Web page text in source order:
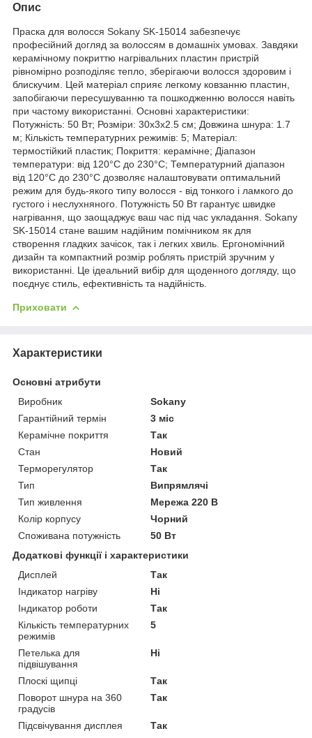
Опис
Праска для волосся Sokany SK-15014 забезпечує
професійний догляд за волоссям в домашніх умовах. Завдяки
керамічному покриттю нагрівальних пластин пристрій
рівномірно розподіляє тепло, зберігаючи волосся здоровим і
блискучим. Цей матеріал сприяє легкому ковзанню пластин,
запобігаючи пересушуванню та пошкодженню волосся навіть
при частому використанні. Основні характеристики:
Потужність: 50 Вт; Розміри: 30х3х2.5 см; Довжина шнура: 1.7
м; Кількість температурних режимів: 5; Матеріал:
термостійкий пластик; Покриття: керамічне; Діапазон
температури: від 120°C до 230°C; Температурний діапазон
від 120°C до 230°C дозволяє налаштовувати оптимальний
режим для будь-якого типу волосся - від тонкого і ламкого до
густого і неслухняного. Потужність 50 Вт гарантує швидке
нагрівання, що заощаджує ваш час під час укладання. Sokany
SK-15014 стане вашим надійним помічником як для
створення гладких зачісок, так і легких хвиль. Ергономічний
дизайн та компактний розмір роблять пристрій зручним у
використанні. Це ідеальний вибір для щоденного догляду, що
поєднує стиль, ефективність та надійність.
Приховати
Характеристики
Основні атрибути
Виробник
Sokany
Гарантійний термін
3 міс
Керамічне покриття
Так
Стан
Новий
Терморегулятор
Так
Тип
Випрямлячі
Тип живлення
Мережа 220 В
Колір корпусу
Чорний
Споживана потужність
50 Вт
Додаткові функції і характеристики
Дисплей
Так
Індикатор нагріву
Ні
Індикатор роботи
Так
Кількість температурних
режимів
5
Петелька для
підвішування
Ні
Плоскі щипці
Так
Поворот шнура на 360
градусів
Так
Підсвічування дисплея
Так